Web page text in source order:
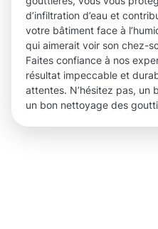
d’infiltration d’eau et
votre bâtiment face à
qui aimerait voir son chez-
Faites confiance à nos
résultat impeccable et
attentes. N’hésitez pas, un
un bon nettoyage des